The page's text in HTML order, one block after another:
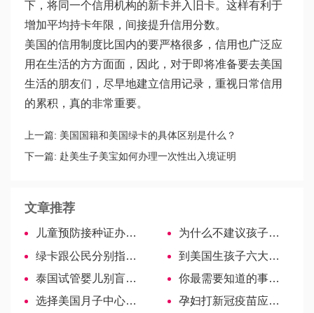
下，将同一个信用机构的新卡并入旧卡。这样有利于
增加平均持卡年限，间接提升信用分数。
美国的信用制度比国内的要严格很多，信用也广泛应
用在生活的方方面面，因此，对于即将准备要去美国
生活的朋友们，尽早地建立信用记录，重视日常信用
的累积，真的非常重要。
上一篇: 美国国籍和美国绿卡的具体区别是什么？
下一篇: 赴美生子美宝如何办理一次性出入境证明
文章推荐
儿童预防接种证办理流程详解！
为什么不建议孩子穿别人的旧衣服？不妥的原因宝妈要知晓
绿卡跟公民分别指的是什么？
到美国生孩子六大理由
泰国试管婴儿别盲目，熟悉流程避免人财两空
你最需要知道的事情是去美国生孩子的好处
选择美国月子中心看环境还是饮食？
孕妇打新冠疫苗应谨慎，5类准妈妈们不建议接种